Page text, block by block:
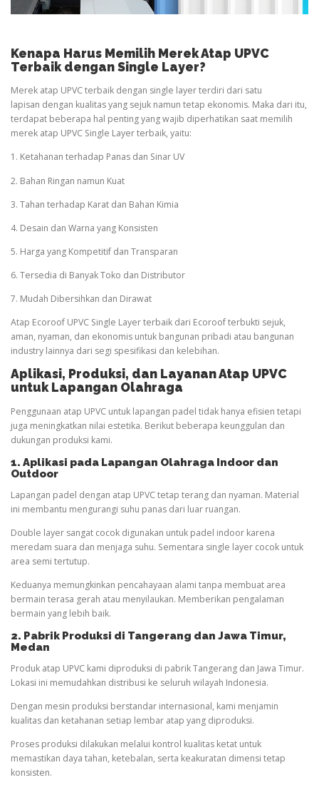
Kenapa Harus Memilih Merek Atap UPVC
Terbaik dengan Single Layer?
Merek atap UPVC terbaik dengan single layer terdiri dari satu
lapisan dengan kualitas yang sejuk namun tetap ekonomis. Maka dari itu,
terdapat beberapa hal penting yang wajib diperhatikan saat memilih
merek atap UPVC Single Layer terbaik, yaitu:
1. Ketahanan terhadap Panas dan Sinar UV
2. Bahan Ringan namun Kuat
3. Tahan terhadap Karat dan Bahan Kimia
4. Desain dan Warna yang Konsisten
5. Harga yang Kompetitif dan Transparan
6. Tersedia di Banyak Toko dan Distributor
7. Mudah Dibersihkan dan Dirawat
Atap Ecoroof UPVC Single Layer terbaik dari Ecoroof terbukti sejuk,
aman, nyaman, dan ekonomis untuk bangunan pribadi atau bangunan
industry lainnya dari segi spesifikasi dan kelebihan.
Aplikasi, Produksi, dan Layanan Atap UPVC
untuk Lapangan Olahraga
Penggunaan atap UPVC untuk lapangan padel tidak hanya efisien tetapi
juga meningkatkan nilai estetika. Berikut beberapa keunggulan dan
dukungan produksi kami.
1. Aplikasi pada Lapangan Olahraga Indoor dan
Outdoor
Lapangan padel dengan atap UPVC tetap terang dan nyaman. Material
ini membantu mengurangi suhu panas dari luar ruangan.
Double layer sangat cocok digunakan untuk padel indoor karena
meredam suara dan menjaga suhu. Sementara single layer cocok untuk
area semi tertutup.
Keduanya memungkinkan pencahayaan alami tanpa membuat area
bermain terasa gerah atau menyilaukan. Memberikan pengalaman
bermain yang lebih baik.
2. Pabrik Produksi di Tangerang dan Jawa Timur,
Medan
Produk atap UPVC kami diproduksi di pabrik Tangerang dan Jawa Timur.
Lokasi ini memudahkan distribusi ke seluruh wilayah Indonesia.
Dengan mesin produksi berstandar internasional, kami menjamin
kualitas dan ketahanan setiap lembar atap yang diproduksi.
Proses produksi dilakukan melalui kontrol kualitas ketat untuk
memastikan daya tahan, ketebalan, serta keakuratan dimensi tetap
konsisten.